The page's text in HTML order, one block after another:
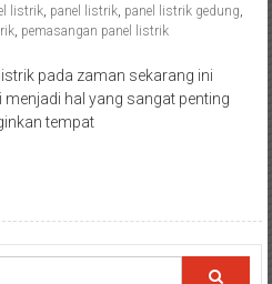
listrik, panel listrik, panel listrik gedung
, pemasangan panel listrik
pada zaman sekarang ini
hal yang sangat penting
tempat